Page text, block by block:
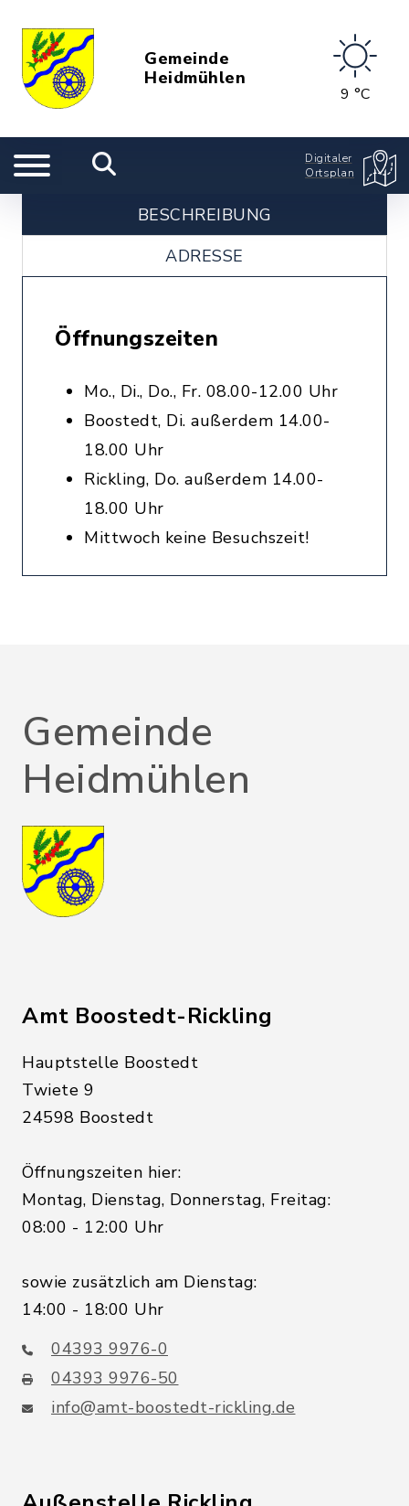
Gemeinde
Heidmühlen
9 °C
Digitaler
Ortsplan
BESCHREIBUNG
ADRESSE
Öffnungszeiten
Mo., Di., Do., Fr. 08.00-12.00 Uhr
Boostedt, Di. außerdem 14.00-
18.00 Uhr
Rickling, Do. außerdem 14.00-
18.00 Uhr
Mittwoch keine Besuchszeit!
Gemeinde
Heidmühlen
Amt Boostedt-Rickling
Hauptstelle Boostedt
Twiete 9
24598 Boostedt
Öffnungszeiten hier:
Montag, Dienstag, Donnerstag, Freitag:
08:00 - 12:00 Uhr
sowie zusätzlich am Dienstag:
14:00 - 18:00 Uhr
04393 9976-0
04393 9976-50
info@amt-boostedt-rickling.de